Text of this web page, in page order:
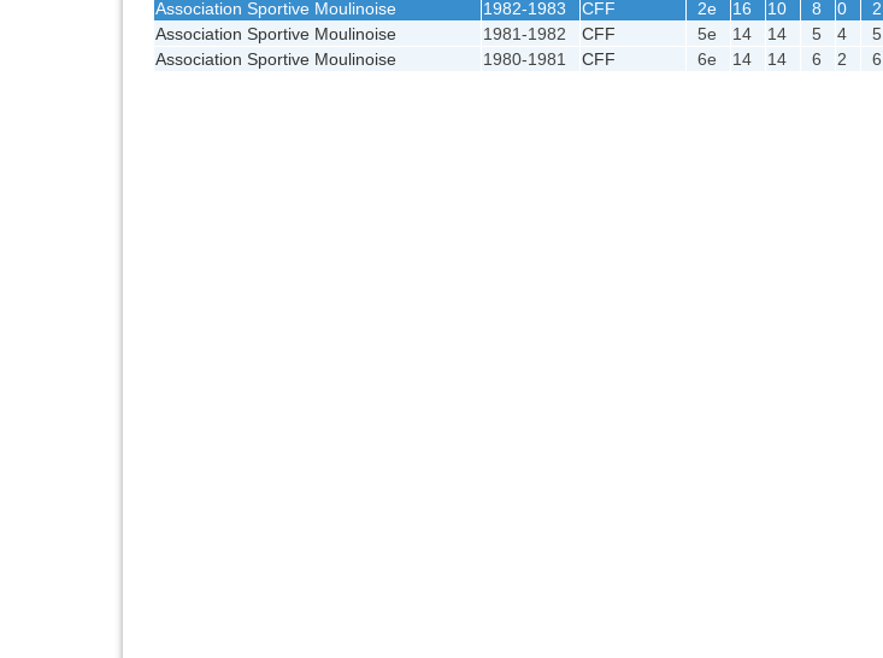
Association Sportive Moulinoise
1982-1983 CFF 2e 16 10 8 0 2
Association Sportive Moulinoise
1981-1982 CFF 5e 14 14 5 4 5
Association Sportive Moulinoise
1980-1981 CFF 6e 14 14 6 2 6